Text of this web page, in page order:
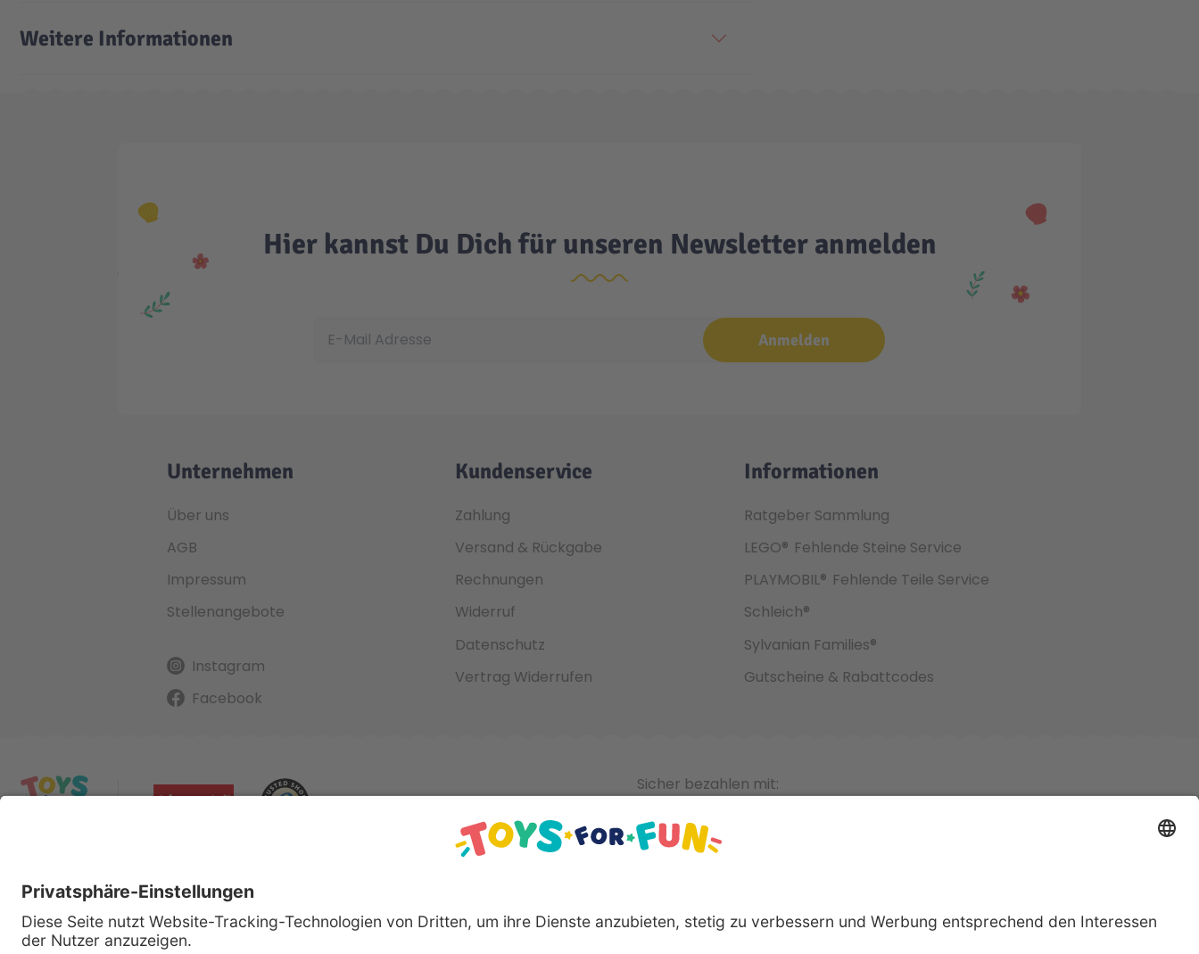
Weitere Informationen
Hier kannst Du Dich für unseren Newsletter anmelden
Anmelden
Unternehmen
Über uns
AGB
Impressum
Stellenangebote
Instagram
Facebook
Kundenservice
Zahlung
Versand & Rückgabe
Rechnungen
Widerruf
Datenschutz
Vertrag Widerrufen
Informationen
Ratgeber Sammlung
LEGO® Fehlende Steine Service
PLAYMOBIL® Fehlende Teile Service
Schleich®
Sylvanian Families®
Gutscheine & Rabattcodes
Sicher bezahlen mit: